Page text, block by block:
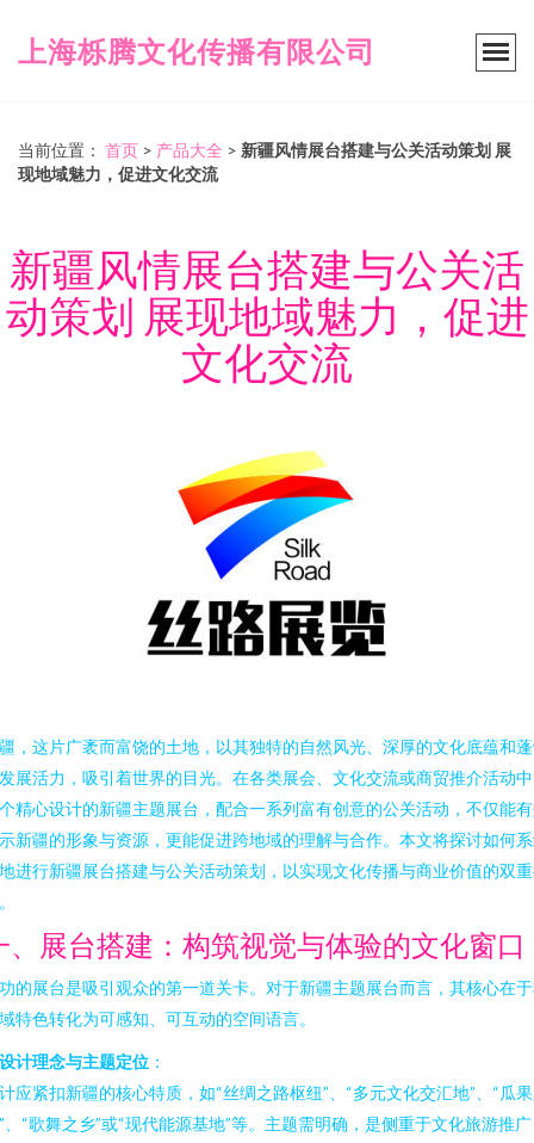
上海栎腾文化传播有限公司
当前位置： 首页 > 产品大全 > 新疆风情展台搭建与公关活动策划 展
现地域魅力，促进文化交流
新疆风情展台搭建与公关活
动策划 展现地域魅力，促进
文化交流
，这片广袤而富饶的土地，以其独特的自然风光、深厚的文化底蕴和
展活力，吸引着世界的目光。在各类展会、文化交流或商贸推介活动
精心设计的新疆主题展台，配合一系列富有创意的公关活动，不仅能
新疆的形象与资源，更能促进跨地域的理解与合作。本文将探讨如何
进行新疆展台搭建与公关活动策划，以实现文化传播与商业价值的双
、展台搭建：构筑视觉与体验的文化窗口
的展台是吸引观众的第一道关卡。对于新疆主题展台而言，其核心在
特色转化为可感知、可互动的空间语言。
设计理念与主题定位 ：
应紧扣新疆的核心特质，如“丝绸之路枢纽”、“多元文化交汇地”、“瓜
、“歌舞之乡”或“现代能源基地”等。主题需明确，是侧重于文化旅游推